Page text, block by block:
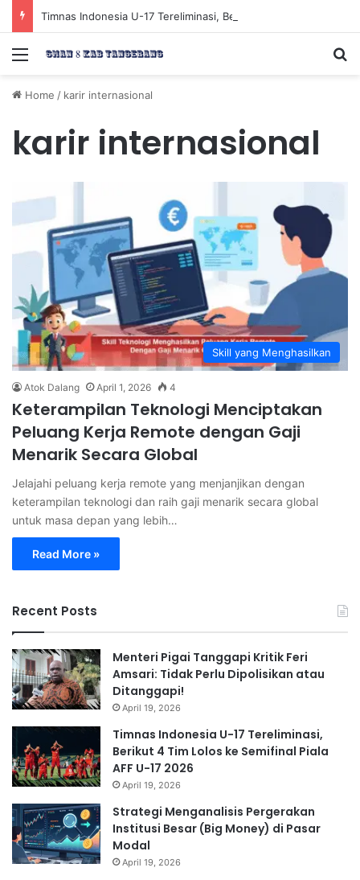
Menu
Home / karir internasional
karir internasional
Skill yang Menghasilkan
Atok Dalang April 1, 2026 4
Keterampilan Teknologi Menciptakan
Peluang Kerja Remote dengan Gaji
Menarik Secara Global
Jelajahi peluang kerja remote yang menjanjikan dengan
keterampilan teknologi dan raih gaji menarik secara global
untuk masa depan yang lebih…
Read More »
Recent Posts
Menteri Pigai Tanggapi Kritik Feri
Amsari: Tidak Perlu Dipolisikan atau
Ditanggapi!
April 19, 2026
Timnas Indonesia U-17 Tereliminasi,
Berikut 4 Tim Lolos ke Semifinal Piala
AFF U-17 2026
April 19, 2026
Strategi Menganalisis Pergerakan
Institusi Besar (Big Money) di Pasar
Modal
April 19, 2026